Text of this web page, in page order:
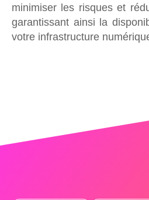
minimiser les risques et
garantissant ainsi la
votre infrastructure